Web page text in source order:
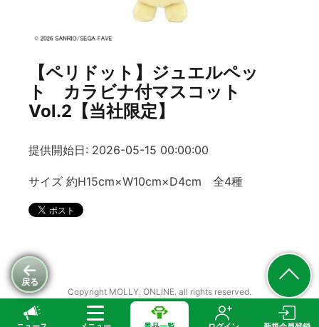
戻る
【ペリドット】ジュエルペッ
ト カラビナ付マスコット
Vol.2【当社限定】
提供開始日: 2026-05-15 00:00:00
サイズ 約H15cm×W10cm×D4cm 全4種
Copyright MOLLY. ONLINE. all rights reserved.